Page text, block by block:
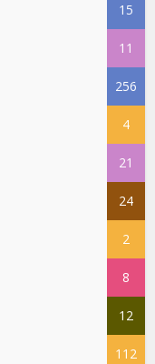
15
11
256
4
21
24
2
8
12
112